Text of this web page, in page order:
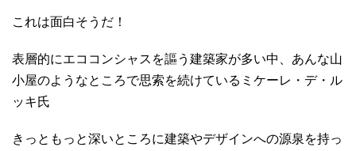
これは面白そうだ！
表層的にエココンシャスを謳う建築家が多い中、あんな山
小屋のようなところで思索を続けているミケーレ・デ・ル
ッキ氏
きっともっと深いところに建築やデザインへの源泉を持っ